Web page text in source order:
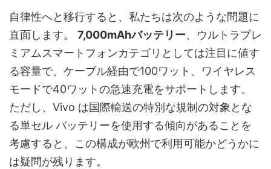
自律性へと移行すると、私たちは次のような問題に
直面します。 7,000mAhバッテリー、ウルトラプレ
ミアムスマートフォンカテゴリとしては注目に値す
る容量で、ケーブル経由で100ワット、ワイヤレス
モードで40ワットの急速充電をサポートします。
ただし、Vivo は国際輸送の特別な規制の対象とな
る単セル バッテリーを使用する傾向があることを
考慮すると、この構成が欧州で利用可能かどうかに
は疑問が残ります。